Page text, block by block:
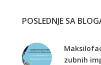
POSLEDNJE SA
zubnih